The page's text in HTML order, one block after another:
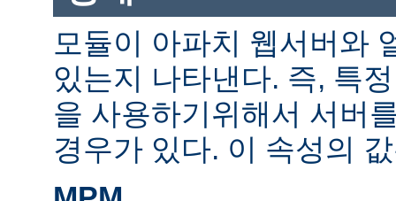
모듈이 아파치 웹서버와
있는지 나타낸다. 즉, 특
을 사용하기위해서 서버
경우가 있다. 이 속성의